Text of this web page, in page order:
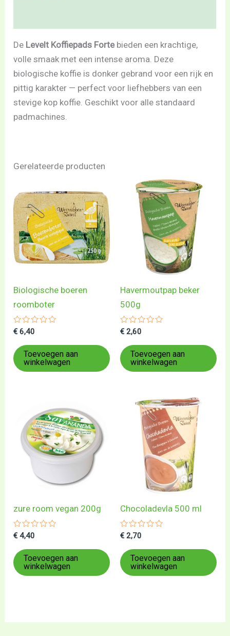
De Levelt Koffiepads Fortebieden een krachtige,
volle smaak met een intense aroma. Deze
biologische koffie is donker gebrand voor een rijk en
pittig karakter — perfect voor liefhebbers van een
stevige kop koffie. Geschikt voor alle standaard
padmachines.
Gerelateerde producten
Biologische boeren
roomboter
Gewaardeerd
uit
5
€ 6,40
Toevoegen aan
winkelwagen
Havermoutpap beker
500g
Gewaardeerd
uit
5
€ 2,60
Toevoegen aan
winkelwagen
zure room vegan 200g
Gewaardeerd
uit
5
€ 4,40
Toevoegen aan
winkelwagen
Chocoladevla 500 ml
Gewaardeerd
uit
5
€ 2,70
Toevoegen aan
winkelwagen